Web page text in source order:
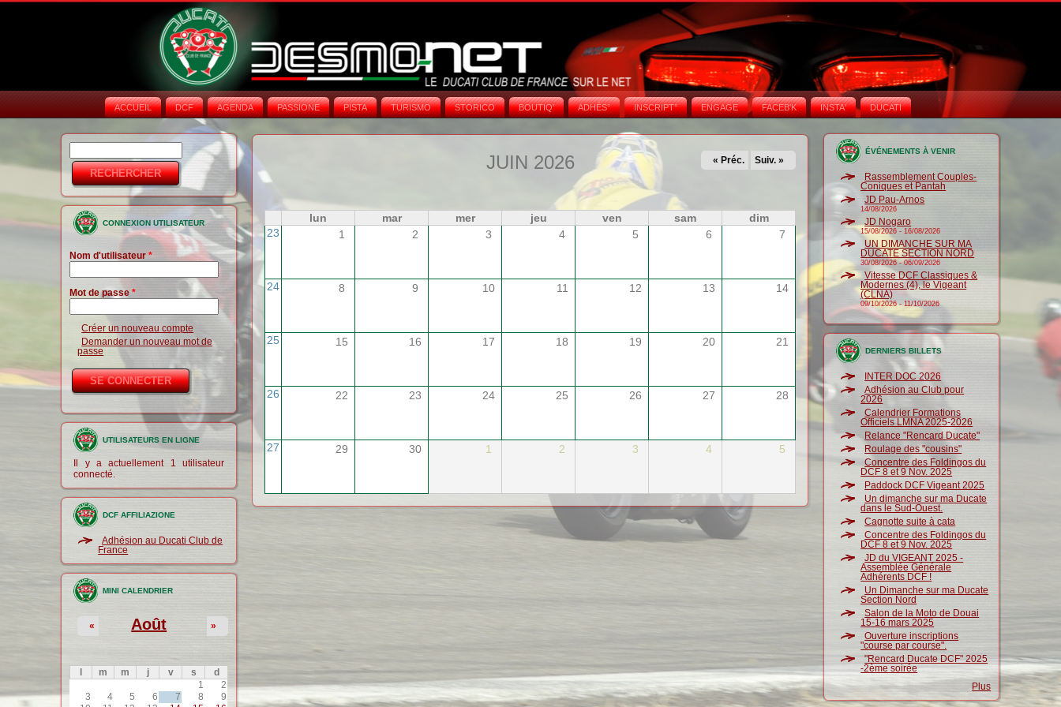
ACCUEIL DCF AGENDA PASSIONE PISTA TURISMO STORICO BOUTIQ' ADHÉS° INSCRIPT° ENGAGE FACEB'K INSTA‘ DUCATI
Formulaire de
recherche
CONNEXION UTILISATEUR
Nom d'utilisateur*
Mot de passe*
Créer un nouveau compte
Demander un nouveau mot de
passe
UTILISATEURS EN LIGNE
Il y a actuellement 1 utilisateur
connecté.
DCF AFFILIAZIONE
Adhésion au Ducati Club de
France
MINI CALENDRIER
Août
« »
m m j v s
d
1
2
3
4 5 6 7 8
9
JUIN 2026 « Préc. Suiv. »
lun mar mer jeu ven sam
dim
23
1 2 3 4 5 6 7
24 8 9 10 11 12 13 14
25 15 16 17 18 19 20 21
26 22 23 24 25 26 27 28
27 29 30 1 2 3 4 5
ÉVÉNEMENTS À VENIR
Rassemblement Couples-
Coniques et Pantah
JD Pau-Arnos
14/08/2026
JD Nogaro
15/08/2026 -16/08/2026
UN DIMANCHE SUR MA
DUCATE SECTION NORD
30/08/2026-06/09/2026
Vitesse DCF Classiques &
Modernes (4), le Vigeant
(CLNA)
09/10/2026-11/10/2026
DERNIERS BILLETS
INTER DOC 2026
Adhésion au Club pour
2026
Calendrier Formations
Officiels LMNA 2025-2026
Relance "Rencard Ducate"
Roulage des "cousins"
Concentre des Foldingos du
DCF 8 et 9 Nov. 2025
Paddock DCF Vigeant 2025
Un dimanche sur ma Ducate
dans le Sud-Ouest.
Cagnotte suite à cata
Concentre des Foldingos du
DCF 8 et 9 Nov. 2025
JD du VIGEANT 2025 -
Assemblée Générale
Adhérents DCF !
Un Dimanche sur ma Ducate
Section Nord
Salon de la Moto de Douai
15-16 mars 2025
Ouverture inscriptions
"course par course".
"Rencard Ducate DCF" 2025
-2ème soirée
Plus